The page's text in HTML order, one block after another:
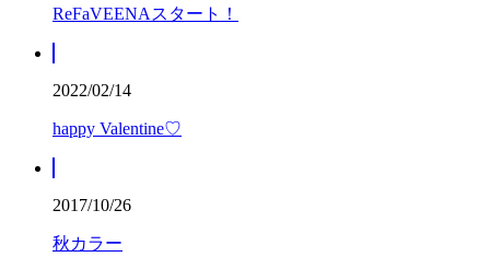
ReFaVEENAスタート！
2022/02/14
happy Valentine♡
2017/10/26
秋カラー